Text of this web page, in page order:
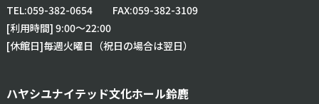
TEL:059-382-0654FAX:059-382-3109
[利用時間] 9:00～22:00
[休館日]毎週火曜日（祝日の場合は翌日）
ハヤシユナイテッド文化ホール鈴鹿